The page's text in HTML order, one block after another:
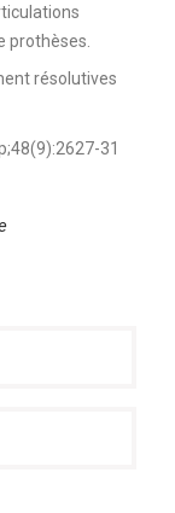
prothèses.
résolutives
31